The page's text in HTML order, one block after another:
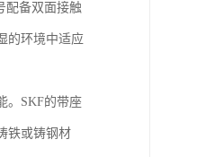
配备双面接触
的环境中适应
。SKF的带座
铁或铸钢材